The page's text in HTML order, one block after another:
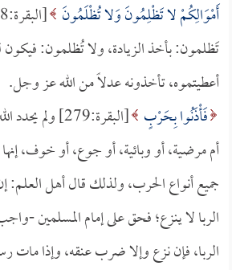
أَمْوَالِكُمْ لا تَظْلِمُونَ وَلا تُظْلَمُونَ
تَظلمون: بأخذ الزيادة، ولا تُظلمون:
أعطيتموه، تأخذونه عدلاً من الله عز وجل.
فَأْذَنُوا بِحَرْبٍ
[البقرة:279]
أم مرضية، أو وبائية، أو جوع، أو خوف،
جميع أنواع الحرب، ولذلك قال أهل العلم:
الربا لا ينزع؛ فحق على إمام المسلمين -
الربا، فإن نزع وإلا ضرب عنقه، وإذا مات